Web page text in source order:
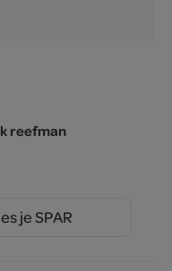
reefman
je SPAR